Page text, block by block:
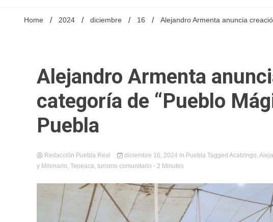
Home 2024 diciembre 16 Alejandro Armenta anuncia
Alejandro Armenta
categoría de “Pueblo
Puebla
Redacción Puebla Real diciembre 16, 2024 in Puebla Tagged Acatzingo,
y Milenario, Tepeaca, turismo comunitario - 2 Minutes